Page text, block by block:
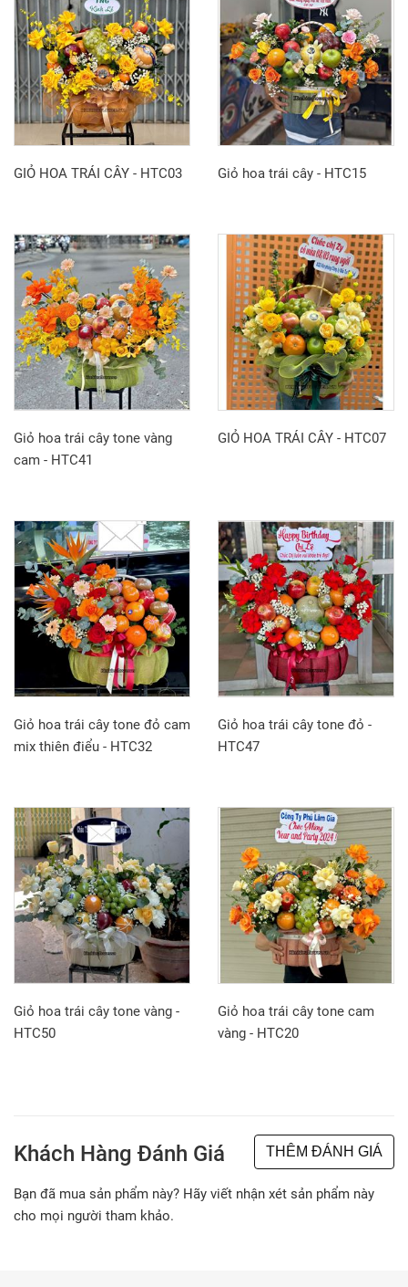
GIỎ HOA TRÁI CÂY - HTC03 Giỏ hoa trái cây - HTC15
Giỏ hoa trái cây tone vàng
cam - HTC41
GIỎ HOA TRÁI CÂY - HTC07
Giỏ hoa trái cây tone đỏ cam
mix thiên điểu - HTC32
Giỏ hoa trái cây tone đỏ -
HTC47
Giỏ hoa trái cây tone vàng -
HTC50
Giỏ hoa trái cây tone cam
vàng - HTC20
Khách Hàng Đánh Giá THÊM ĐÁNH GIÁ
Bạn đã mua sản phẩm này? Hãy viết nhận xét sản phẩm này
cho mọi người tham khảo.